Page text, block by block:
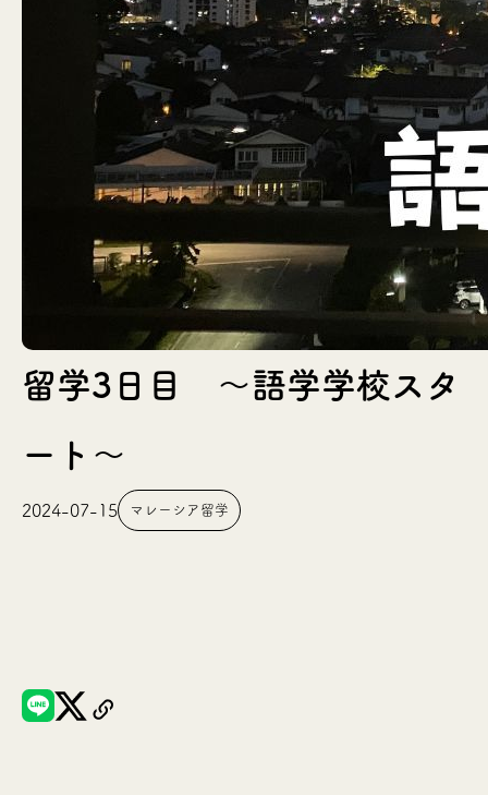
留学3日目 〜語学学校スタ
ート〜
2024-07-15 マレーシア留学